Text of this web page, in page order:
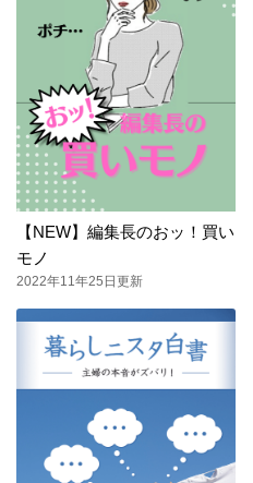
【NEW】編集長のおッ！買い
モノ
2022年11年25日更新